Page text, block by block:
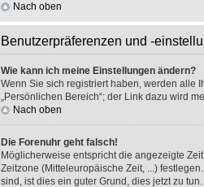
Nach oben
Benutzerpräferenzen und -
Wie kann ich meine Einstellungen ändern?
Wenn Sie sich registriert haben, werden alle
„Persönlichen Bereich“; der Link dazu wird
Nach oben
Die Forenuhr geht falsch!
Möglicherweise entspricht die angezeigte
Zeitzone (Mitteleuropäische Zeit, ...)
sind, ist dies ein guter Grund, dies jetzt zu tun.